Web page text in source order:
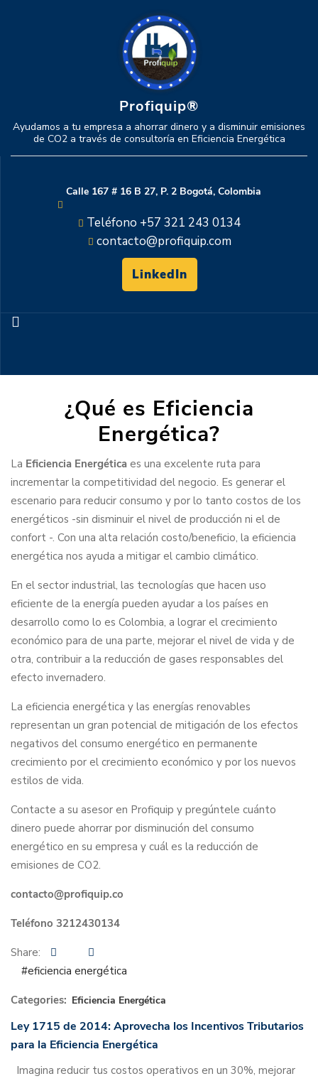
Profiquip®
Ayudamos a tu empresa a ahorrar dinero y a disminuir emisiones
de CO2 a través de consultoría en Eficiencia Energética
Calle 167 # 16 B 27, P. 2 Bogotá, Colombia
Teléfono +57 321 243 0134
contacto@profiquip.com
LinkedIn
¿Qué es Eficiencia
Energética?
La Eficiencia Energética es una excelente ruta para
incrementar la competitividad del negocio. Es generar el
escenario para reducir consumo y por lo tanto costos de los
energéticos -sin disminuir el nivel de producción ni el de
confort -. Con una alta relación costo/beneficio, la eficiencia
energética nos ayuda a mitigar el cambio climático.
En el sector industrial, las tecnologías que hacen uso
eficiente de la energía pueden ayudar a los países en
desarrollo como lo es Colombia, a lograr el crecimiento
económico para de una parte, mejorar el nivel de vida y de
otra, contribuir a la reducción de gases responsables del
efecto invernadero.
La eficiencia energética y las energías renovables
representan un gran potencial de mitigación de los efectos
negativos del consumo energético en permanente
crecimiento por el crecimiento económico y por los nuevos
estilos de vida.
Contacte a su asesor en Profiquip y pregúntele cuánto
dinero puede ahorrar por disminución del consumo
energético en su empresa y cuál es la reducción de
emisiones de CO2.
contacto@profiquip.co
Teléfono 3212430134
Share:
#eficiencia energética
Categories: Eficiencia Energética
Ley 1715 de 2014: Aprovecha los Incentivos Tributarios
para la Eficiencia Energética
Imagina reducir tus costos operativos en un 30%, mejorar